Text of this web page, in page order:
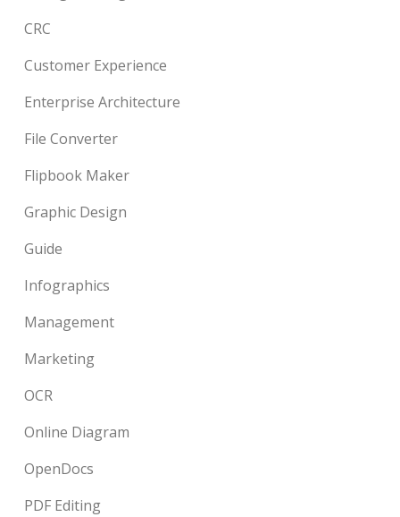
CRC
Customer Experience
Enterprise Architecture
File Converter
Flipbook Maker
Graphic Design
Guide
Infographics
Management
Marketing
OCR
Online Diagram
OpenDocs
PDF Editing